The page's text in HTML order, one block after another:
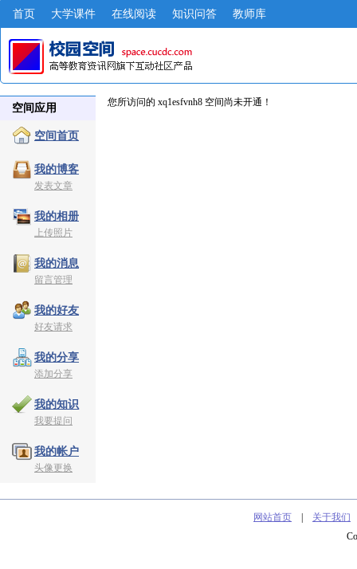
首页 大学课件 在线阅读 知识问答 教师库
空间应用
空间首页
我的博客
发表文章
我的相册
上传照片
我的消息
留言管理
我的好友
好友请求
我的分享
添加分享
我的知识
我要提问
我的帐户
头像更换
您所访问的 xq1esfvnh8 空间尚未开通！
网站首页 关于我们